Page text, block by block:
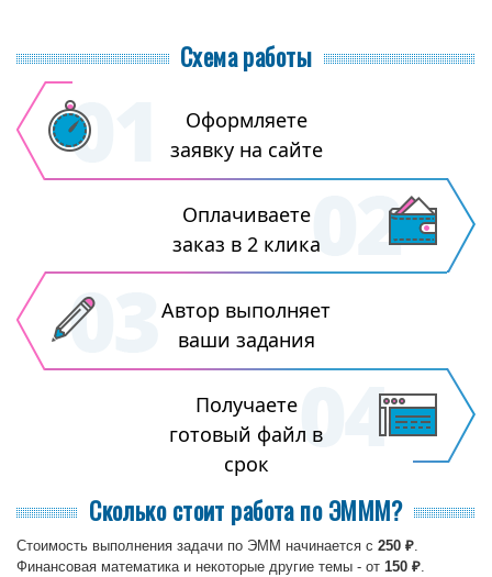
Схема работы
Оформляете
заявку на сайте
Оплачиваете
заказ в 2 клика
Автор выполняет
ваши задания
Получаете
готовый файл в
срок
Сколько стоит работа по ЭМММ?
Стоимость выполнения задачи по ЭММ начинается с 250 ₽
Финансовая математика и некоторые другие темы - от 150 ₽